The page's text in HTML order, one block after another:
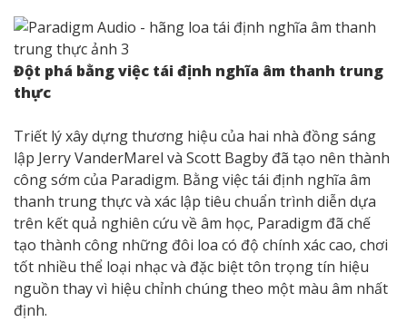
Đột phá bằng việc tái định nghĩa âm thanh trung
thực
Triết lý xây dựng thương hiệu của hai nhà đồng sáng
lập Jerry VanderMarel và Scott Bagby đã tạo nên thành
công sớm của Paradigm. Bằng việc tái định nghĩa âm
thanh trung thực và xác lập tiêu chuẩn trình diễn dựa
trên kết quả nghiên cứu về âm học, Paradigm đã chế
tạo thành công những đôi loa có độ chính xác cao, chơi
tốt nhiều thể loại nhạc và đặc biệt tôn trọng tín hiệu
nguồn thay vì hiệu chỉnh chúng theo một màu âm nhất
định.